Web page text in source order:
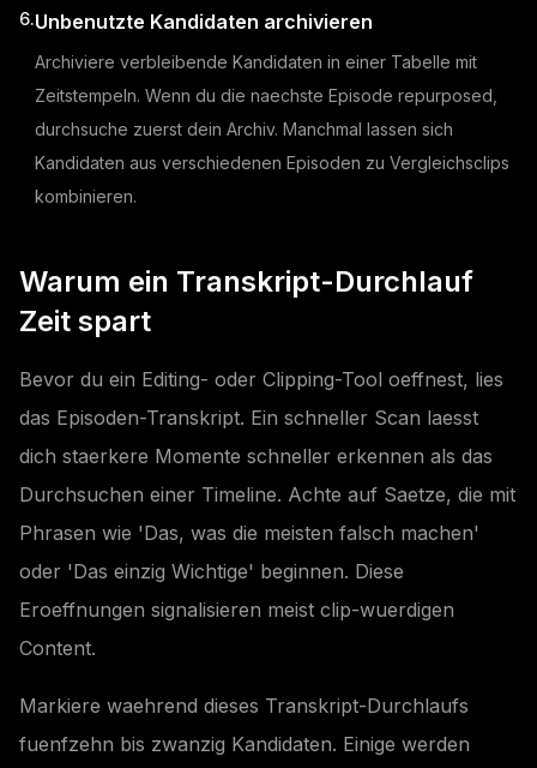
6.Unbenutzte Kandidaten archivieren
Archiviere verbleibende Kandidaten in einer Tabelle mit
Zeitstempeln. Wenn du die naechste Episode repurposed,
durchsuche zuerst dein Archiv. Manchmal lassen sich
Kandidaten aus verschiedenen Episoden zu Vergleichsclips
kombinieren.
Warum ein Transkript-Durchlauf
Zeit spart
Bevor du ein Editing- oder Clipping-Tool oeffnest, lies
das Episoden-Transkript. Ein schneller Scan laesst
dich staerkere Momente schneller erkennen als das
Durchsuchen einer Timeline. Achte auf Saetze, die mit
Phrasen wie 'Das, was die meisten falsch machen'
oder 'Das einzig Wichtige' beginnen. Diese
Eroeffnungen signalisieren meist clip-wuerdigen
Content.
Markiere waehrend dieses Transkript-Durchlaufs
fuenfzehn bis zwanzig Kandidaten. Einige werden